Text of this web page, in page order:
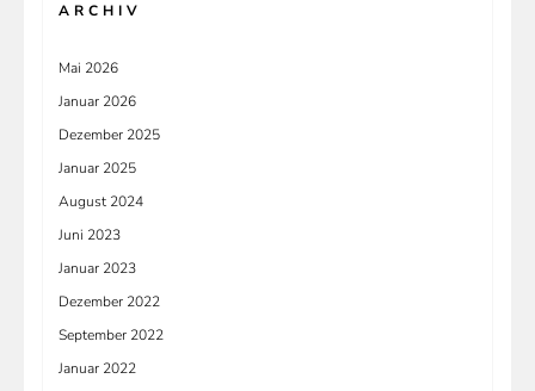
ARCHIV
Mai 2026
Januar 2026
Dezember 2025
Januar 2025
August 2024
Juni 2023
Januar 2023
Dezember 2022
September 2022
Januar 2022